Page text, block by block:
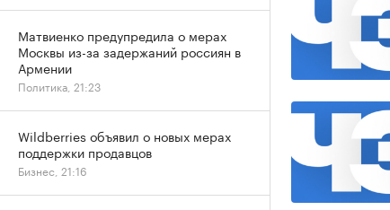
Матвиенко предупредила о мерах
Москвы из-за задержаний россиян в
Армении
Политика, 21:23
Wildberries объявил о новых мерах
поддержки продавцов
Бизнес, 21:16